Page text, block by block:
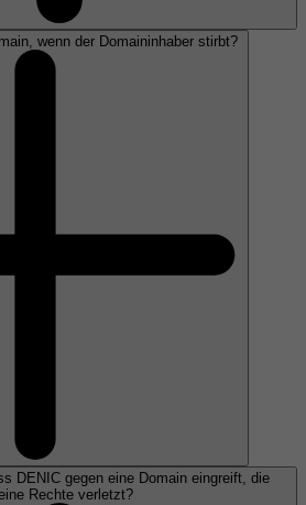
wenn der Domaininhaber stirbt?
DENIC gegen eine Domain eingreift, die
Rechte verletzt?